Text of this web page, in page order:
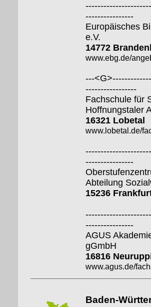
----------------
Europäisches
e.V.
14772
www.ebg.de/
---
-----------------
Fachschule für
Hoffnungstaler
16321 Lobetal
www.lobetal.de/
----------------
Abteilung
15236
----------------
AGUS
gGmbH
16816
www.agus.de/
Baden-